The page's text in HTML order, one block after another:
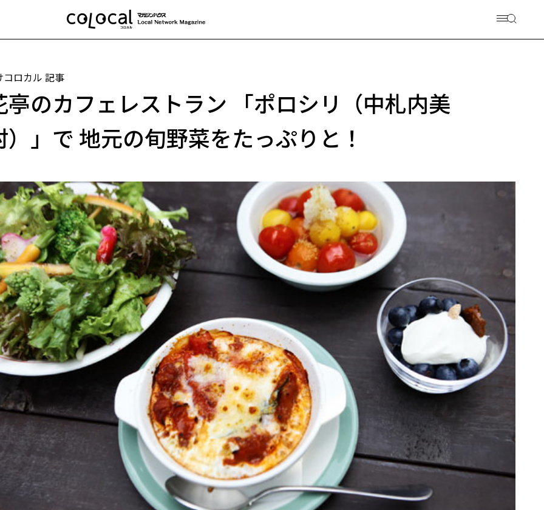
コロカル 記事
亭のカフェレストラン 「ポロシリ（中札内美
）」で 地元の旬野菜をたっぷりと！